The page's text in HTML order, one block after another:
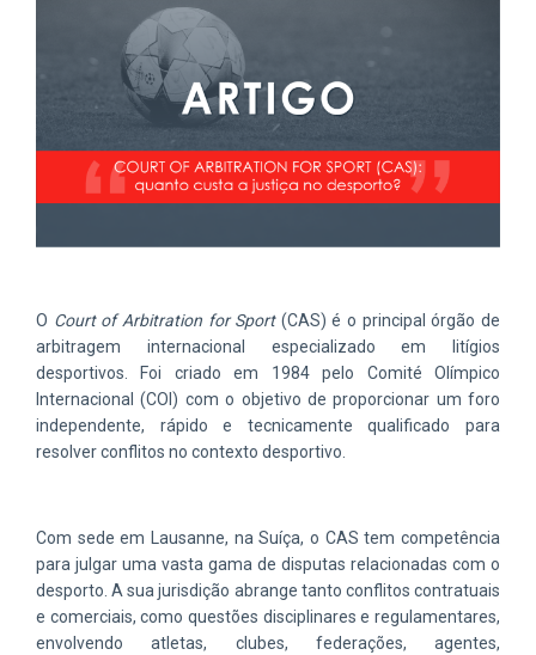
O Court of Arbitration for Sport(CAS) é o principal órgão de
arbitragem internacional especializado em litígios
desportivos. Foi criado em 1984 pelo Comité Olímpico
Internacional (COI) com o objetivo de proporcionar um foro
independente, rápido e tecnicamente qualificado para
resolver conflitos no contexto desportivo.
Com sede em Lausanne, na Suíça, o CAS tem competência
para julgar uma vasta gama de disputas relacionadas com o
desporto. A sua jurisdição abrange tanto conflitos contratuais
e comerciais, como questões disciplinares e regulamentares,
envolvendo atletas, clubes, federações, agentes,